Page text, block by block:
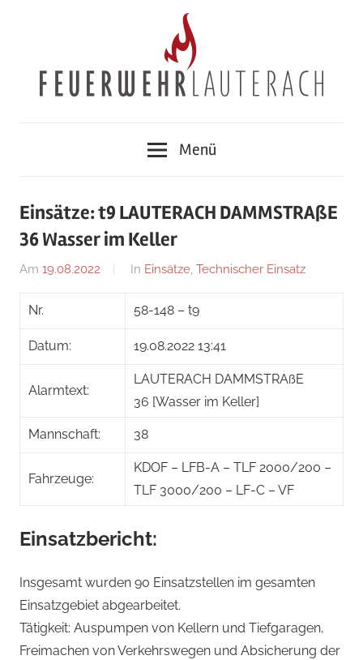
Lauterach
Menü
Einsätze: t9 LAUTERACH DAMMSTRAßE
36 Wasser im Keller
Am 19.08.2022
Von
Steiner
In Einsätze, Technischer Einsatz
Nr. 58-148 – t9
Datum: 19.08.2022 13:41
Alarmtext:
LAUTERACH DAMMSTRAßE
36 [Wasser im Keller]
Mannschaft: 38
Fahrzeuge:
KDOF – LFB-A – TLF 2000/200 –
TLF 3000/200 – LF-C – VF
Einsatzbericht:
Insgesamt wurden 90 Einsatzstellen im gesamten
Einsatzgebiet abgearbeitet.
Tätigkeit: Auspumpen von Kellern und Tiefgaragen,
Freimachen von Verkehrswegen und Absicherung der